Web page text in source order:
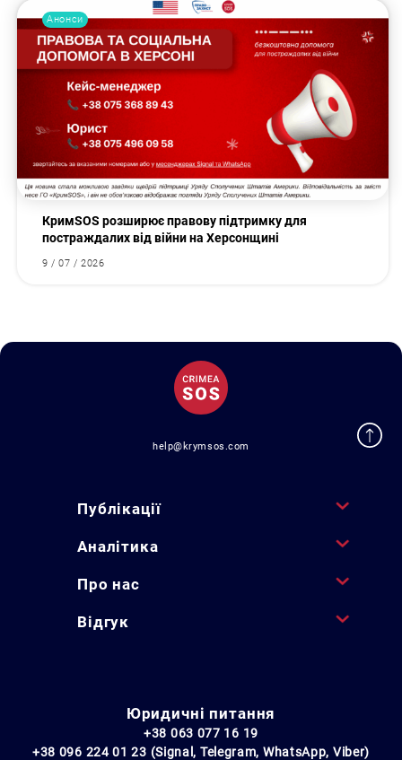
Анонси
КримSOS розширює правову підтримку для
постраждалих від війни на Херсонщині
9 / 07 / 2026
help@krymsos.com
Публікації
Аналітика
Про нас
Відгук
Юридичні питання
+38 063 077 16 19
+38 096 224 01 23 (Signal, Telegram, WhatsApp, Viber)